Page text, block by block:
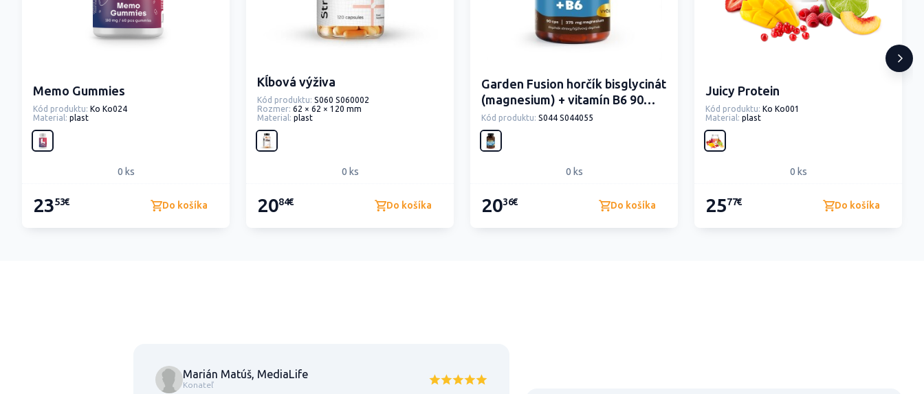
Memo Gummies
Kód produktu: Ko Ko024
Material: plast
0 ks
2353€ Do košíka
Kĺbová výživa
Kód produktu: S060 S060002
Rozmer: 62 × 62 × 120 mm
Material: plast
0 ks
2084€ Do košíka
Garden Fusion horčík bisglycinát
(magnesium) + vitamín B6 90
kapsúl
Kód produktu: S044 S044055
0 ks
2036€ Do košíka
Juicy Protein
Kód produktu: Ko Ko001
Material: plast
0 ks
2577€ Do košíka
Marián Matúš, MediaLife
Konateľ